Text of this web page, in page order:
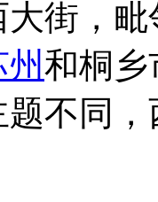
街，
和桐乡
不同